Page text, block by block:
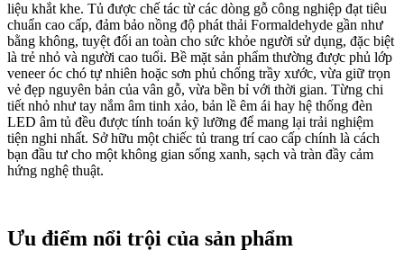
liệu khắt khe. Tủ được chế tác từ các dòng gỗ công nghiệp đạt tiêu
chuẩn cao cấp, đảm bảo nồng độ phát thải Formaldehyde gần như
bằng không, tuyệt đối an toàn cho sức khỏe người sử dụng, đặc biệt
là trẻ nhỏ và người cao tuổi. Bề mặt sản phẩm thường được phủ lớp
veneer óc chó tự nhiên hoặc sơn phủ chống trầy xước, vừa giữ trọn
vẻ đẹp nguyên bản của vân gỗ, vừa bền bỉ với thời gian. Từng chi
tiết nhỏ như tay nắm âm tinh xảo, bản lề êm ái hay hệ thống đèn
LED âm tủ đều được tính toán kỹ lưỡng để mang lại trải nghiệm
tiện nghi nhất. Sở hữu một chiếc tủ trang trí cao cấp chính là cách
bạn đầu tư cho một không gian sống xanh, sạch và tràn đầy cảm
hứng nghệ thuật.
Ưu điểm nổi trội của sản phẩm